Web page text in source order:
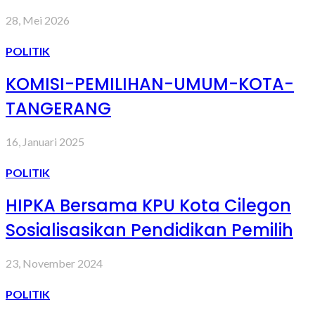
28, Mei 2026
POLITIK
KOMISI-PEMILIHAN-UMUM-KOTA-
TANGERANG
16, Januari 2025
POLITIK
HIPKA Bersama KPU Kota Cilegon
Sosialisasikan Pendidikan Pemilih
23, November 2024
POLITIK